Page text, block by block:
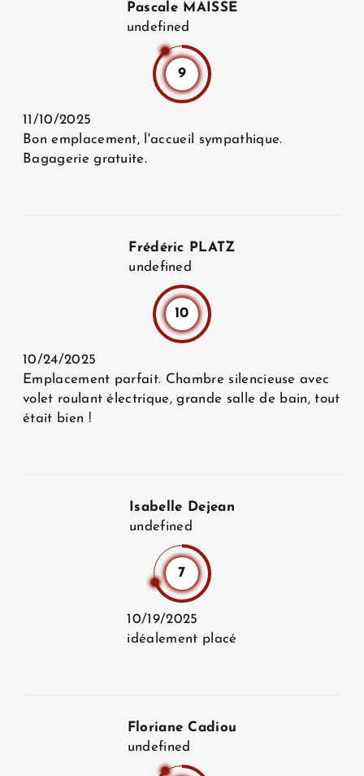
ACCUEIL
HÔTEL ET SERVICES
Pascale MAISSE
undefined
9
11/10/2025
Bon emplacement, l'accueil sympathique.
Bagagerie gratuite.
Frédéric PLATZ
undefined
10
10/24/2025
Emplacement parfait. Chambre silencieuse avec
volet roulant électrique, grande salle de bain, tout
était bien !
Isabelle Dejean
undefined
7
10/19/2025
idéalement placé
Floriane Cadiou
undefined